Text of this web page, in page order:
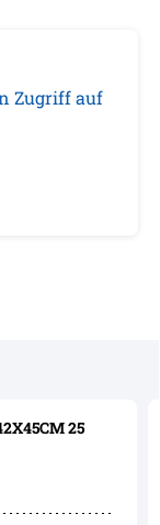
Zugriff auf
25